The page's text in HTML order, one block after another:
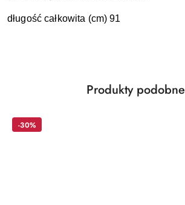
długość całkowita (cm) 91
Pomiń karuzelę produktów
Produkty
Produkty podobne
-30%